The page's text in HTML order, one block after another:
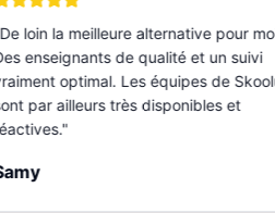
"De loin la meilleure alternative pour
Des enseignants de qualité et un suivi
vraiment optimal. Les équipes de
sont par ailleurs très disponibles et
réactives.
Samy